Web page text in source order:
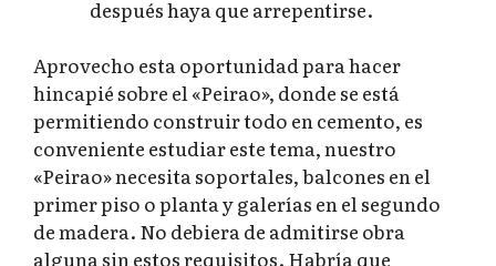
después haya que arrepentirse.
Aprovecho esta oportunidad para hacer
hincapié sobre el «Peirao», donde se está
permitiendo construir todo en cemento, es
conveniente estudiar este tema, nuestro
«Peirao» necesita soportales, balcones en el
primer piso o planta y galerías en el segundo
de madera. No debiera de admitirse obra
alguna sin estos requisitos. Habría que